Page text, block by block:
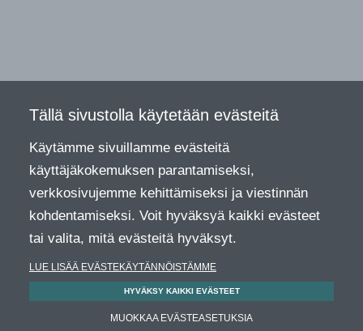
Tällä sivustolla käytetään evästeitä
Käytämme sivuillamme evästeitä
käyttäjäkokemuksen parantamiseksi,
verkkosivujemme kehittämiseksi ja viestinnän
kohdentamiseksi. Voit hyväksyä kaikki evästeet
tai valita, mitä evästeitä hyväksyt.
LUE LISÄÄ EVÄSTEKÄYTÄNNÖISTÄMME
HYVÄKSY KAIKKI EVÄSTEET
MUOKKAA EVÄSTEASETUKSIA